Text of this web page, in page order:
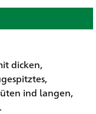
dicken,
ind langen,